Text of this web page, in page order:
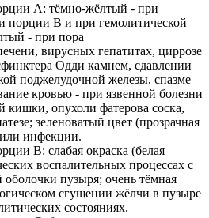
А: тёмно-жёлтый - при
порции В и при гемолитической
- при пора
вирусных гепатитах, циррозе
Одди камнем, сдавлении
поджелудочной железы, спазме
кровью - при язвенной болезни
кишки, опухоли фатерова соска,
зеленоватый цвет (прозрачная
инфекции.
В: слабая окраска (белая
воспалительных процессах с
оболочки пузыря; очень тёмная
сгущении жёлчи в пузыре
состояниях.